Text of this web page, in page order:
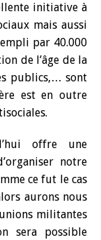
initiative à
mais aussi
par 40.000
de l’âge de la
publics,… sont
est en outre
offre une
notre
ce fut le cas
aurons nous
militantes
sera possible